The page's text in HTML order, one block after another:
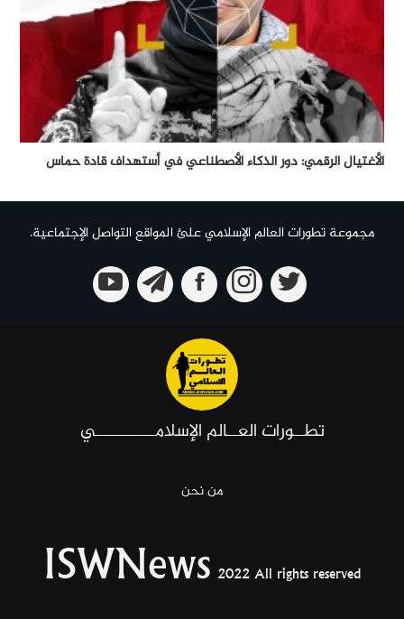
الأغتيال الرقمي: دور الذكاء الأصطناعي في أستهداف قادة حماس
مجموعة تطورات العالم الإسلامي علئ المواقع التواصل الإجتماعية.
تطــورات العــالم الإسلامـــــــــــي
من نحن
ISWNews 2022 All rights reserved